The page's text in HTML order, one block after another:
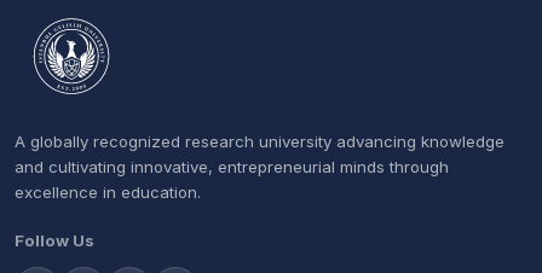
A globally recognized research university advancing knowledge
and cultivating innovative, entrepreneurial minds through
excellence in education.
Follow Us